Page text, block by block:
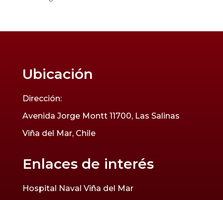
Ubicación
Dirección:
Avenida Jorge Montt 11700, Las Salinas
Viña del Mar, Chile
Enlaces de interés
Hospital Naval Viña del Mar